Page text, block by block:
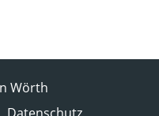
Wörth
überspringen
Datenschutz